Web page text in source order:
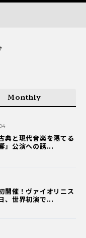
Monthly
典と現代音楽を隔てる
」公演への誘...
開催！ヴァイオリニス
、世界初演で...